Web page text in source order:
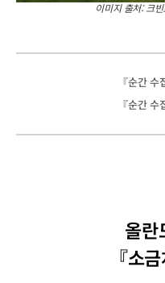
이미지 출처: 크
『순간
『순간
올란
『소